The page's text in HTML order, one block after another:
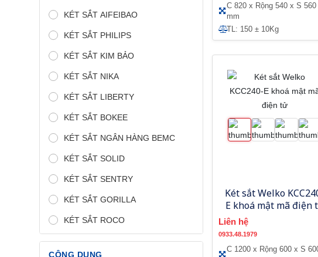
KÉT SẮT AIFEIBAO
KÉT SẮT PHILIPS
KÉT SẮT KIM BẢO
KÉT SẮT NIKA
KÉT SẮT LIBERTY
KÉT SẮT BOKEE
KÉT SẮT NGÂN HÀNG BEMC
KÉT SẮT SOLID
KÉT SẮT SENTRY
KÉT SẮT GORILLA
KÉT SẮT ROCO
CÔNG DỤNG
C 820 x Rộng 540 x S 560
mm
TL: 150 ± 10Kg
Két sắt Welko
E khoá mật mã điện
Liên hệ
0933.48.1979
C 1200 x Rộng 600 x S